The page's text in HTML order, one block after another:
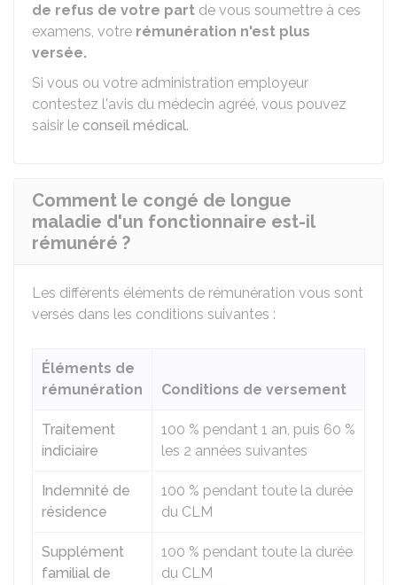
de refus de votre part de vous soumettre à ces
examens, votre rémunération n'est plus
versée.
Si vous ou votre administration employeur
contestez l'avis du médecin agréé, vous pouvez
saisir le conseil médical.
Comment le congé de longue
maladie d'un fonctionnaire est-il
rémunéré ?
Les différents éléments de rémunération vous sont
versés dans les conditions suivantes :
Éléments de
rémunération
Conditions de versement
Traitement
indiciaire
100 % pendant 1 an, puis 60 %
les 2 années suivantes
Indemnité de
résidence
100 % pendant toute la durée
du CLM
Supplément
familial de
100 % pendant toute la durée
du CLM